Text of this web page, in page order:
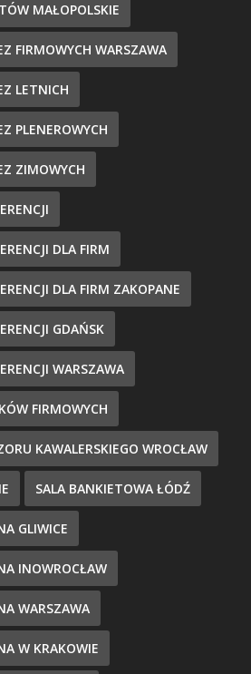
MAŁOPOLSKIE
FIRMOWYCH WARSZAWA
LETNICH
PLENEROWYCH
ZIMOWYCH
DLA FIRM
DLA FIRM ZAKOPANE
GDAŃSK
WARSZAWA
FIRMOWYCH
KAWALERSKIEGO WROCŁAW
SALA BANKIETOWA ŁÓDŹ
GLIWICE
INOWROCŁAW
WARSZAWA
W KRAKOWIE